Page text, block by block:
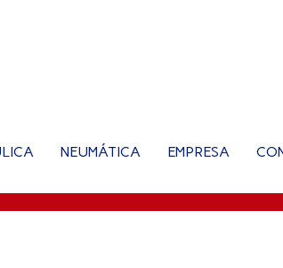
NEUMÁTICA EMPRESA